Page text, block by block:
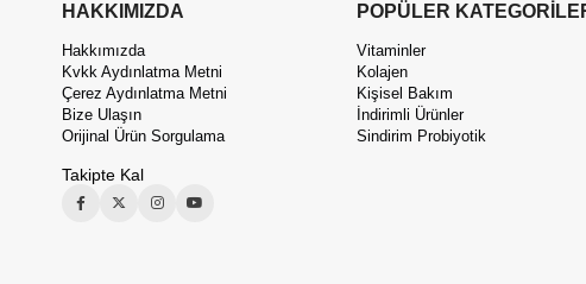
HAKKIMIZDA
Hakkımızda
Kvkk Aydınlatma Metni
Çerez Aydınlatma Metni
Bize Ulaşın
Orijinal Ürün Sorgulama
Takipte Kal
POPÜLER
Vitaminler
Kolajen
Kişisel Bakım
İndirimli Ürünler
Sindirim Probiyotik